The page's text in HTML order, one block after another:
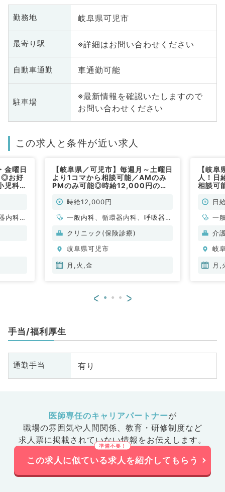
勤務地 岐阜県可児市
最寄り駅 ※詳細はお問い合わせください
自動車通勤 車通勤可能
駐車場
※最新情報を確認いたしますので
お問い合わせください
この求人と条件が近い求人
金曜日
◎お好
児科／
内科、
【岐阜県／可児市】毎週月～土曜日
より1コマから相談可能／AMのみ
PMのみ可能◎時給12,000円の高
／非常勤）
時給12,000円
一般内科、循環器内科、呼吸器内
科、消化器内科、内分泌・代謝内
クリニック(保険診療)
岐阜県可児市
月,火,金
【岐
人！日
相談可
日
一
介
岐
月,
< >
手当/福利厚生
通勤手当 有り
医師専任のキャリアパートナーが
職場の雰囲気や人間関係、 教育・研修制度など
求人票に掲載されていない情報をお伝えします。
この求人に似ている求人を紹介してもらう